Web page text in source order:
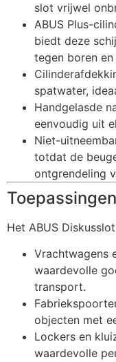
slot vrijwel
ABUS Plus-
biedt deze
tegen boren
spatwater,
Handgelasde
eenvoudig uit
Niet-
totdat de
ontgrendeling
Het ABUS
Vrachtwagens
waardevolle
transport.
objecten met
Lockers en
waardevolle